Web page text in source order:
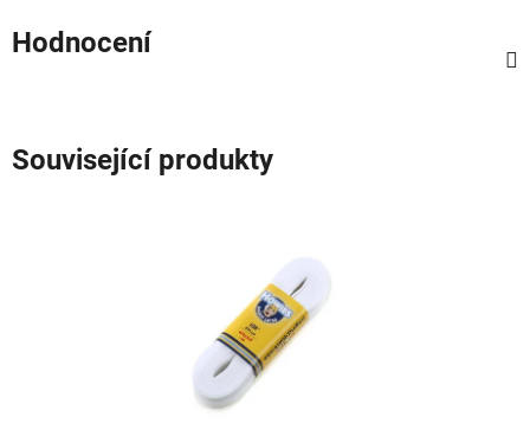
Hodnocení
Související produkty